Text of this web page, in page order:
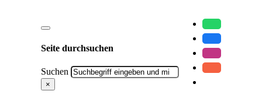
Seite durchsuchen
Suchen
×